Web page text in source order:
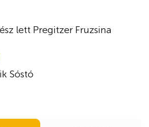
lett Pregitzer Fruzsina
Sóstó